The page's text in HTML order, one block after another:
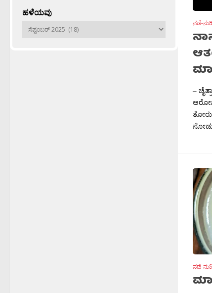
ನಡೆ-
–
ನಡೆ-
ಹಳೆಯವು
ಹಳೆಯವು